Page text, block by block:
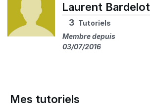
Laurent Bardelot
3 Tutoriels
Membre depuis
03/07/2016
Mes tutoriels